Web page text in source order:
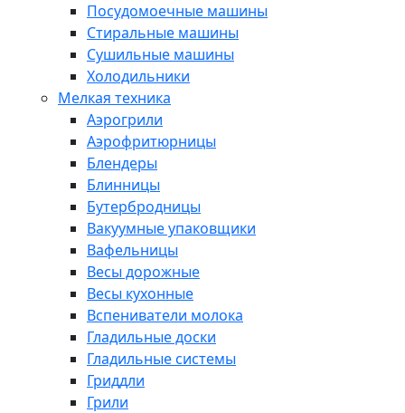
Посудомоечные машины
Стиральные машины
Сушильные машины
Холодильники
Мелкая техника
Аэрогрили
Аэрофритюрницы
Блендеры
Блинницы
Бутербродницы
Вакуумные упаковщики
Вафельницы
Весы дорожные
Весы кухонные
Вспениватели молока
Гладильные доски
Гладильные системы
Гриддли
Грили